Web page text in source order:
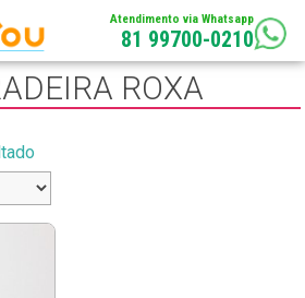
Atendimento via Whatsapp
81 99700-0210
ROXA